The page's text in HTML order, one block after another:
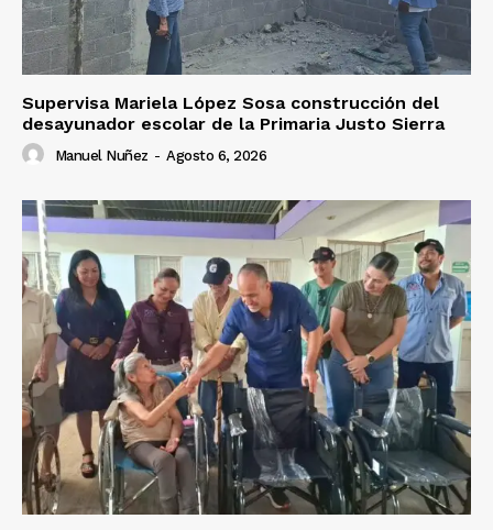
Supervisa Mariela López Sosa construcción del
desayunador escolar de la Primaria Justo Sierra
Manuel Nuñez - Agosto 6, 2026